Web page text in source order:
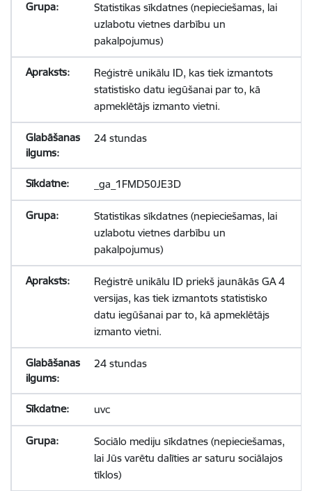
Statistikas sīkdatnes (nepieciešamas, lai
uzlabotu vietnes darbību un
pakalpojumus)
Reģistrē unikālu ID, kas tiek izmantots
statistisko datu iegūšanai par to, kā
apmeklētājs izmanto vietni.
24 stundas
_ga_1FMD50JE3D
Statistikas sīkdatnes (nepieciešamas, lai
uzlabotu vietnes darbību un
pakalpojumus)
Reģistrē unikālu ID priekš jaunākās GA 4
versijas, kas tiek izmantots statistisko
datu iegūšanai par to, kā apmeklētājs
izmanto vietni.
24 stundas
uvc
Sociālo mediju sīkdatnes (nepieciešamas,
lai Jūs varētu dalīties ar saturu sociālajos
tīklos)